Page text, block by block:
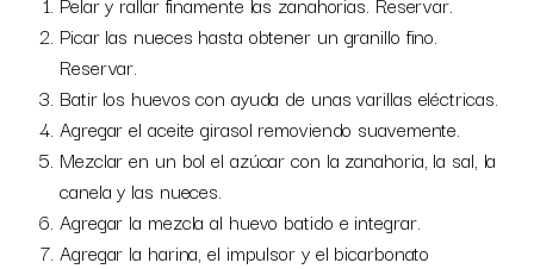
Picar las nueces hasta obtener un granillo fino.
Reservar.
Batir los huevos con ayuda de unas varillas eléctricas.
Agregar el aceite girasol removiendo suavemente.
Mezclar en un bol el azúcar con la zanahoria, la sal, la
canela y las nueces.
Agregar la mezcla al huevo batido e integrar.
Agregar la harina, el impulsor y el bicarbonato